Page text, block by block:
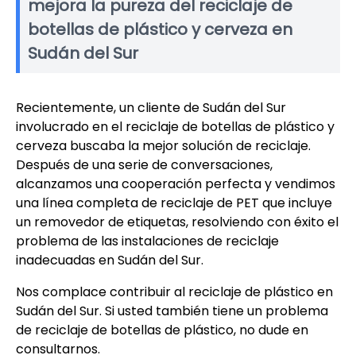
mejora la pureza del reciclaje de
botellas de plástico y cerveza en
Sudán del Sur
Recientemente, un cliente de Sudán del Sur
involucrado en el reciclaje de botellas de plástico y
cerveza buscaba la mejor solución de reciclaje.
Después de una serie de conversaciones,
alcanzamos una cooperación perfecta y vendimos
una línea completa de reciclaje de PET que incluye
un removedor de etiquetas, resolviendo con éxito el
problema de las instalaciones de reciclaje
inadecuadas en Sudán del Sur.
Nos complace contribuir al reciclaje de plástico en
Sudán del Sur. Si usted también tiene un problema
de reciclaje de botellas de plástico, no dude en
consultarnos.